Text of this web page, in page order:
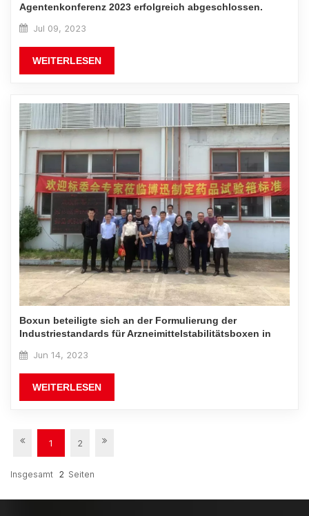
Agentenkonferenz 2023 erfolgreich abgeschlossen.
Jul 09, 2023
WEITERLESEN
Boxun beteiligte sich an der Formulierung der
Industriestandards für Arzneimittelstabilitätsboxen in
Jun 14, 2023
WEITERLESEN
1 2
Insgesamt 2 Seiten